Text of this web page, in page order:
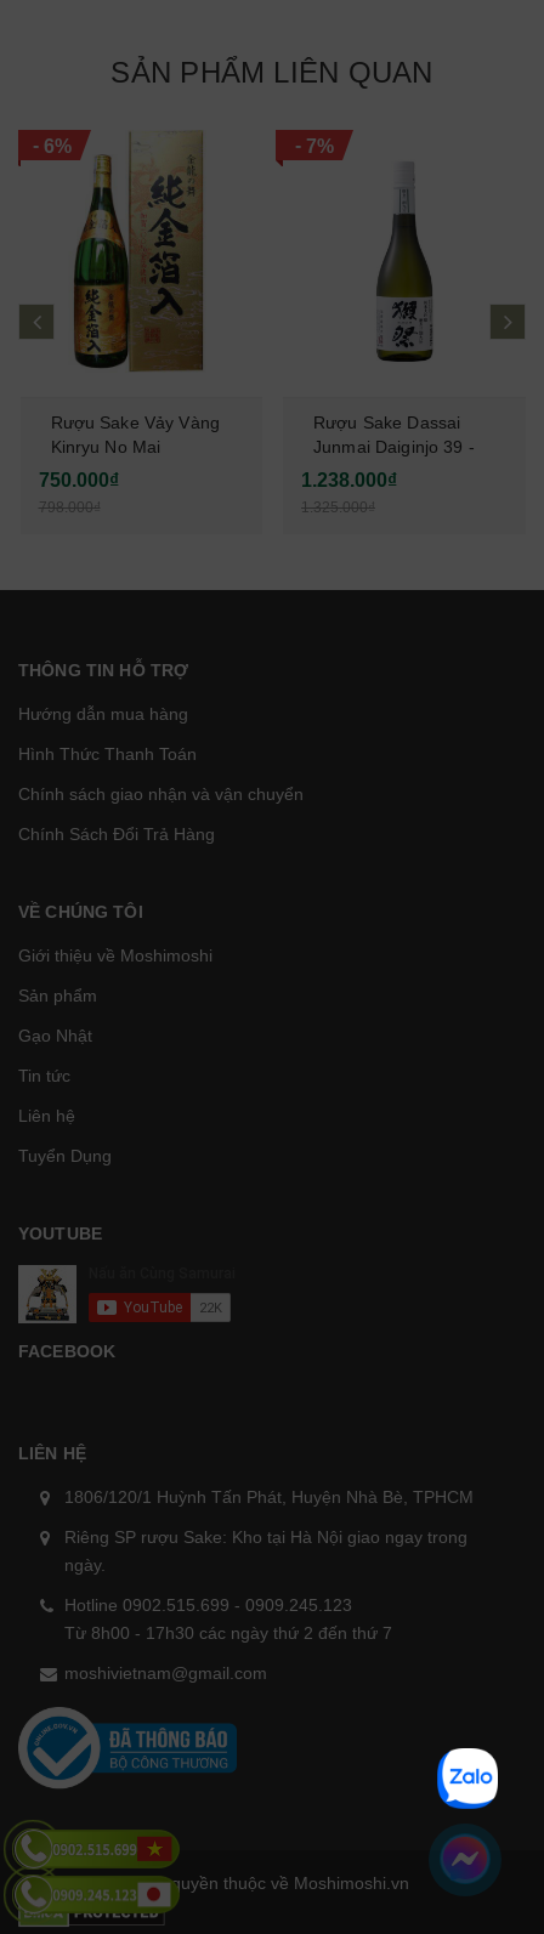
SẢN PHẨM LIÊN QUAN
-6%
Rượu Sake Vảy Vàng
Kinryu No Mai
Junkinpakuiri 1,8L
750.000₫
798.000₫
- 7%
Rượu Sake Dassai
Junmai Daiginjo 39 -
720ml
1.238.000₫
1.325.000₫
prev
THÔNG TIN HỖ TRỢ
Hướng dẫn mua hàng
Hình Thức Thanh Toán
Chính sách giao nhận và vận chuyển
Chính Sách Đổi Trả Hàng
VỀ CHÚNG TÔI
Giới thiệu về Moshimoshi
Sản phẩm
Gạo Nhật
Tin tức
Liên hệ
Tuyển Dụng
YOUTUBE
FACEBOOK
LIÊN HỆ
1806/120/1 Huỳnh Tấn Phát, Huyện Nhà Bè, TPHCM
Riêng SP rượu Sake: Kho tại Hà Nội giao ngay trong
ngày.
Hotline 0902.515.699 - 0909.245.123
Từ 8h00 - 17h30 các ngày thứ 2 đến thứ 7
moshivietnam@gmail.com
Bản quyền thuộc về Moshimoshi.vn